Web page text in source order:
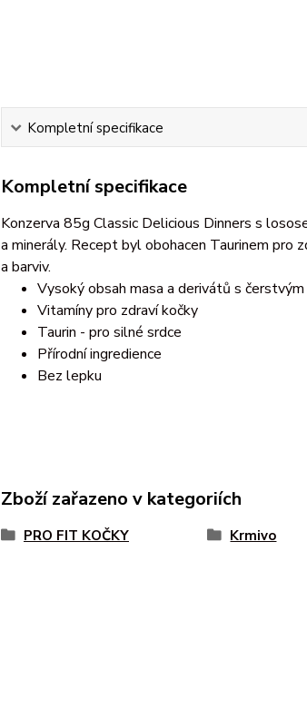
Kompletní specifikace
Kompletní specifikace
Konzerva 85g Classic Delicious Dinners s
a minerály. Recept byl obohacen Taurinem pro
a barviv.
Vysoký obsah masa a derivátů s
Vitamíny pro zdraví kočky
Taurin - pro silné srdce
Přírodní ingredience
Bez lepku
Zboží zařazeno v kategoriích
PRO FIT KOČKY Krmivo